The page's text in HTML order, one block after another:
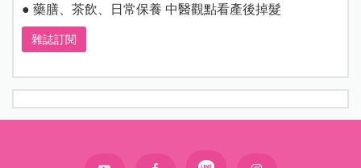
● 藥膳、茶飲、日常保養 中醫觀點看產後掉髮
雜誌訂閱